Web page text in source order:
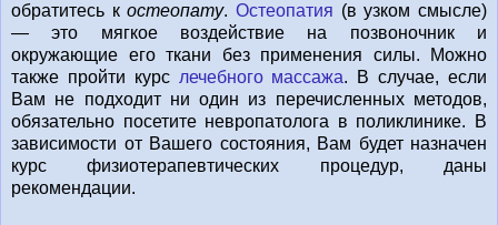
обратитесь костеопату.Остеопатия (в узком смысле)
— это мягкое воздействие на позвоночник и
окружающие его ткани без применения силы. Можно
также пройти курс лечебного массажа. В случае, если
Вам не подходит ни один из перечисленных методов,
обязательно посетите невропатолога в поликлинике. В
зависимости от Вашего состояния, Вам будет назначен
курс физиотерапевтических процедур, даны
рекомендации.